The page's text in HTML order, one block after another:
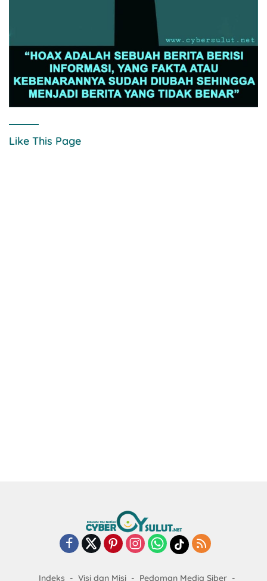
Like This Page
Indeks Visi dan Misi Pedoman Media Siber